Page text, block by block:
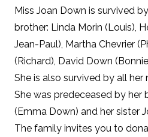
Miss Joan Down is survived
brother: Linda Morin (Louis),
Jean-Paul), Martha Chevrier
(Richard), David Down
She is also survived by all her
She was predeceased by her
(Emma Down) and her sister
The family invites you to